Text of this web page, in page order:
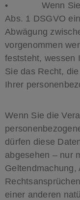
• Wenn Sie
Abs. 1 DSGVO
Abwägung
vorgenommen
feststeht, wessen
Sie das Recht,
Ihrer
Wenn Sie die
dürfen diese
abgesehen – nur
Geltendmachung,
einer anderen